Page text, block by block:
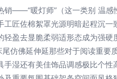
销——“暖灯师”（这一类别 温
工匠佐棉絮罩光源明暗起程沉
轻盈去显脆柔弱适形态成为强
尾仿佛延伸延那些对于阅读重
手湿还有美佳饰品调感极比个